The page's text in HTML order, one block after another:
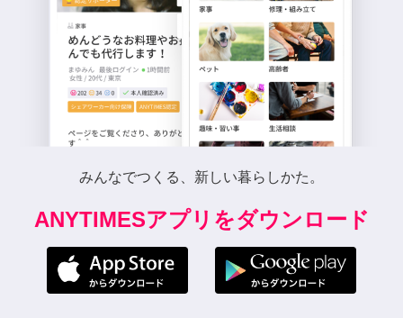
みんなでつくる、新しい暮らしかた。
ANYTIMESアプリをダウンロード